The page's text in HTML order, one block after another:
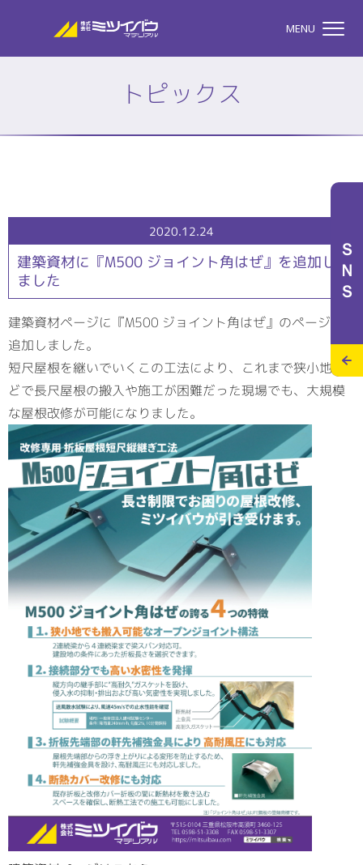
株式会社ミツイバウマテリア
MENU
事業案内
特設サイト
施工実績
お問合せ 個人情報の保護
メディアポリシー
RECRUITサイト
ＳＮＳ
トピックス
2020.12.24
建築資材に『M500 ジョイント角はぜ』を追加し
ました
建築資材ページに『M500 ジョイント角はぜ』のページを
追加しました。
短尺屋根を継いでいくこの工法により、これまで狭小地な
どで長尺屋根の搬入や施工が困難だった現場でも、大規模
な屋根改修が可能になりました。